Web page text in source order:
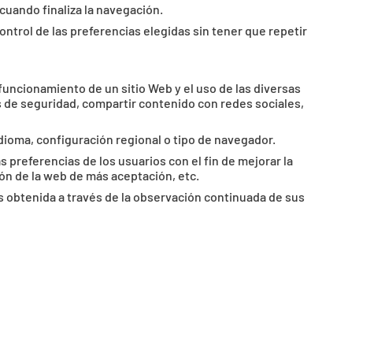
finaliza la navegación.
de las preferencias elegidas sin tener que repetir
de un sitio Web y el uso de las diversas
seguridad, compartir contenido con redes sociales,
configuración regional o tipo de navegador.
preferencias de los usuarios con el fin de mejorar la
de la web de más aceptación, etc.
a través de la observación continuada de sus